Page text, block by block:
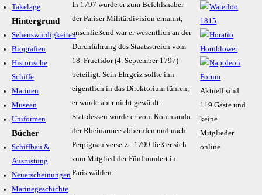
Takelage
Hintergrund
Sehenswürdigkeiten
Biografien
Historische
Schiffe
Marinen
Museen
Uniformen
Bücher
Schiffbau &
Ausrüstung
Neuerscheinungen
Marinegeschichte
In 1797 wurde er zum Befehlshaber
der Pariser Militärdivision ernannt,
anschließend war er wesentlich an der
Durchführung des Staatsstreich vom
18. Fructidor (4. September 1797)
beteiligt. Sein Ehrgeiz sollte ihn
eigentlich in das Direktorium führen,
er wurde aber nicht gewählt.
Stattdessen wurde er vom Kommando
der Rheinarmee abberufen und nach
Perpignan versetzt. 1799 ließ er sich
zum Mitglied der Fünfhundert in
Paris wählen.
Aktuell sind
119 Gäste und
keine
Mitglieder
online